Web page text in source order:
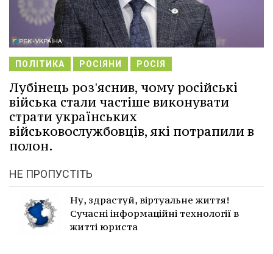
ПОЛІТИКА РОСІЯНИ РОСІЯ
Лубінець роз'яснив, чому російські
війська стали частіше виконувати
страти українських
військовослужбовців, які потрапили в
полон.
НЕ ПРОПУСТІТЬ
Ну, здрастуй, віртуальне життя!
Сучасні інформаційні технології в
житті юриста